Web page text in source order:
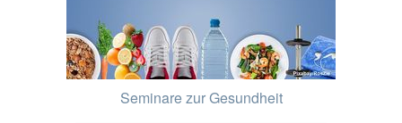
Seminare zur Gesundheit